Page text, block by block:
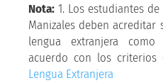
Nota: 1. Los estudiantes
Manizales deben
lengua extranjera
acuerdo con los criterios
Lengua Extranjera